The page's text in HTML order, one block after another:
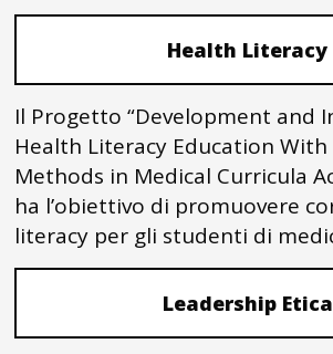
Health Literacy
Il Progetto “Development and
Health Literacy Education
Methods in Medical Curricula
ha l’obiettivo di promuovere
literacy per gli studenti di
Leadership Etica